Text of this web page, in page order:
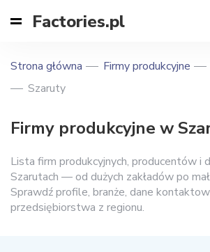
Factories.pl
Strona główna Firmy produkcyjne
Szaruty
Firmy produkcyjne w
Lista firm produkcyjnych, producentów
Szarutach — od dużych zakładów po
Sprawdź profile, branże, dane
przedsiębiorstwa z regionu.